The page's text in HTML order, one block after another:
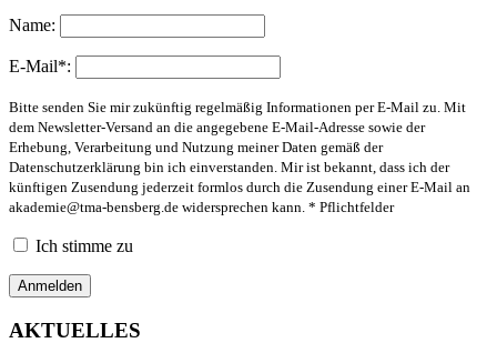
Name:
E-Mail*:
Bitte senden Sie mir zukünftig regelmäßig Informationen per E-Mail zu. Mit
dem Newsletter-Versand an die angegebene E-Mail-Adresse sowie der
Erhebung, Verarbeitung und Nutzung meiner Daten gemäß der
Datenschutzerklärung bin ich einverstanden. Mir ist bekannt, dass ich der
künftigen Zusendung jederzeit formlos durch die Zusendung einer E-Mail an
akademie@tma-bensberg.de widersprechen kann. * Pflichtfelder
Ich stimme zu
AKTUELLES